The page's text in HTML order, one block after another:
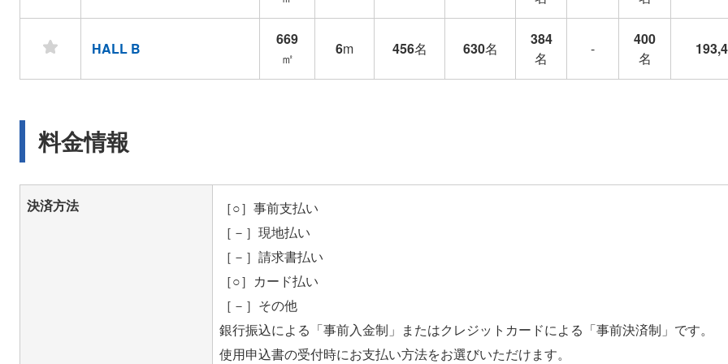
HALL B
669
㎡
6m 456名 630名
384
名
-
400
名
料金情報
決済方法
［○］事前支払い
［－］現地払い
［－］請求書払い
［○］カード払い
［－］その他
銀行振込による「事前入金制」またはクレジットカードによる「事前決済制」です。